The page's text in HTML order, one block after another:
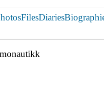
FilesDiaries